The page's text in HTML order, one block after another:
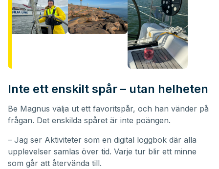
Inte ett enskilt spår – utan helheten
Be Magnus välja ut ett favoritspår, och han vänder på
frågan. Det enskilda spåret är inte poängen.
– Jag ser Aktiviteter som en digital loggbok där alla
upplevelser samlas över tid. Varje tur blir ett minne
som går att återvända till.